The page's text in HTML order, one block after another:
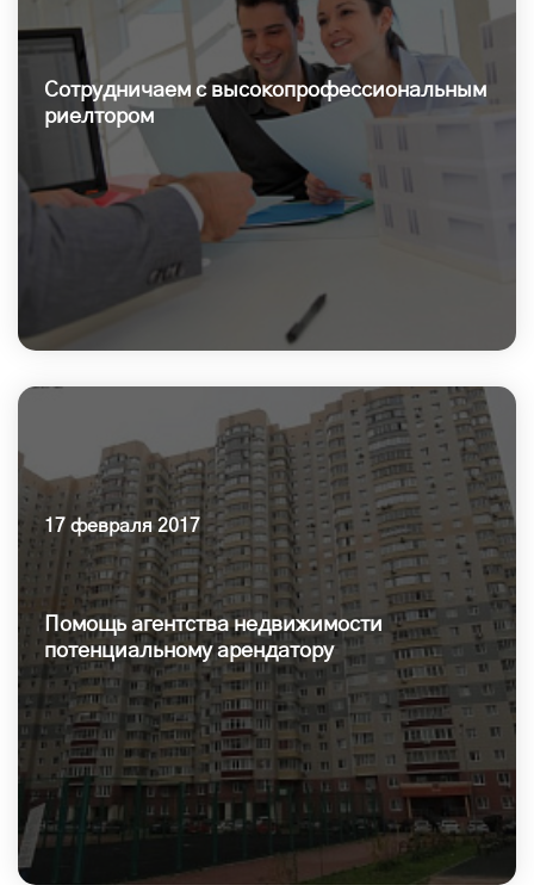
Сотрудничаем с высокопрофессиональным
риелтором
17 февраля 2017
Помощь агентства недвижимости
потенциальному арендатору